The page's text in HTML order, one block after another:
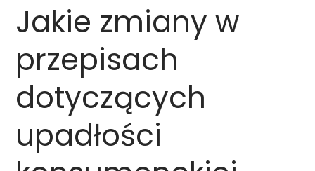
Jakie zmiany w
przepisach
dotyczących
upadłości